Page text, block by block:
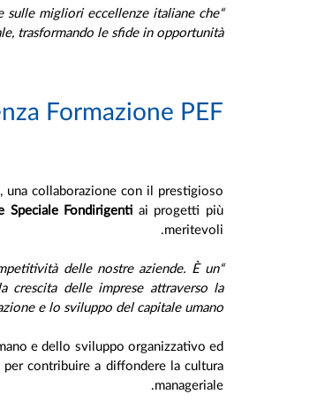
“Il futuro del management non si improvvisa, si crea –
sulle migliori eccellenze italiane che
trasformando le sfide in opportunità
Formazione PEF
una collaborazione con il prestigioso
Speciale Fondirigenti ai progetti più
meritevoli.
“La formazione continua –
delle nostre aziende. È un
crescita delle imprese attraverso la
e lo sviluppo del capitale umano”.
e dello sviluppo organizzativo ed
contribuire a diffondere la cultura
manageriale.